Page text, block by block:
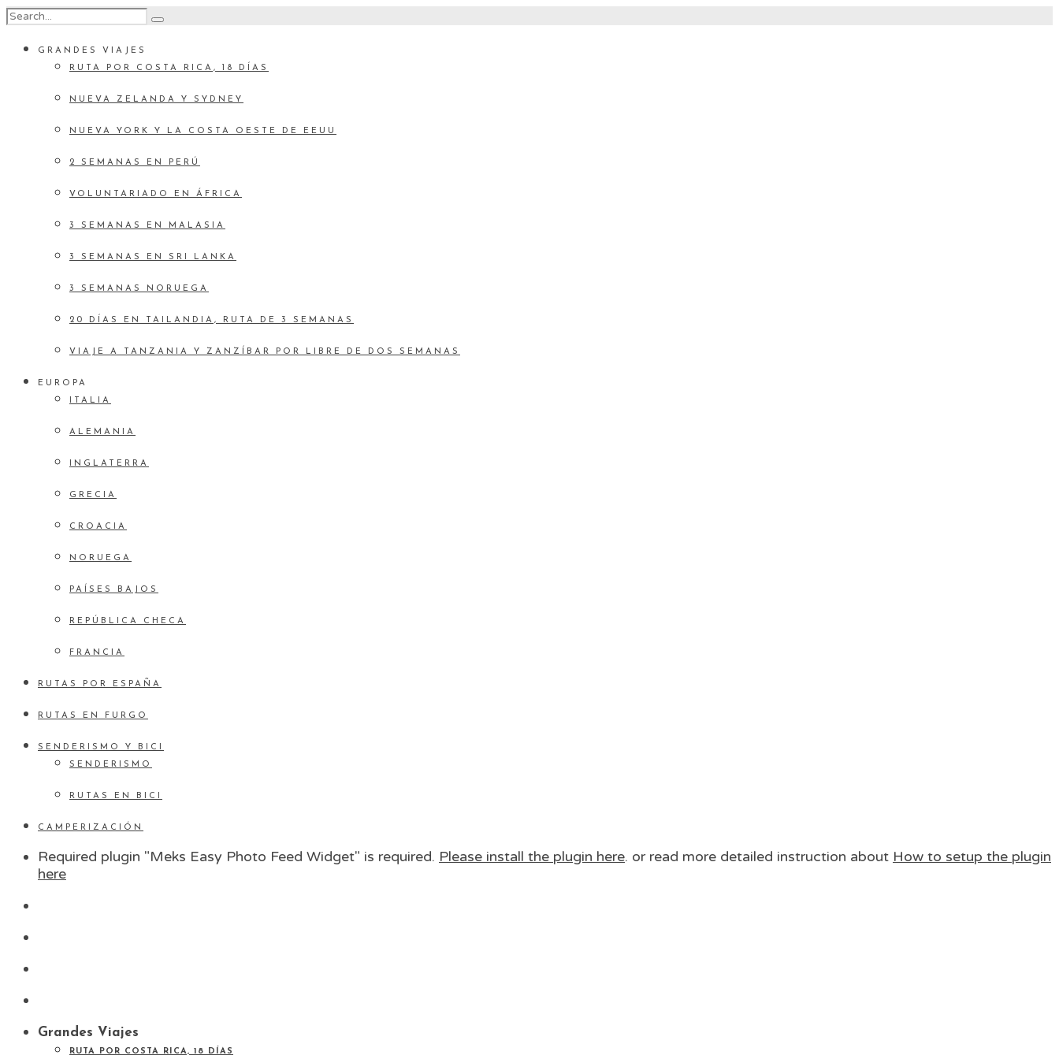
GRANDES VIAJES
RUTA POR COSTA RICA, 18 DÍAS
NUEVA ZELANDA Y SYDNEY
NUEVA YORK Y LA COSTA OESTE DE EEUU
2 SEMANAS EN PERÚ
VOLUNTARIADO EN ÁFRICA
3 SEMANAS EN MALASIA
3 SEMANAS EN SRI LANKA
3 SEMANAS NORUEGA
20 DÍAS EN TAILANDIA, RUTA DE 3 SEMANAS
VIAJE A TANZANIA Y ZANZÍBAR POR LIBRE DE DOS SEMANAS
EUROPA
ITALIA
ALEMANIA
INGLATERRA
GRECIA
CROACIA
NORUEGA
PAÍSES BAJOS
REPÚBLICA CHECA
FRANCIA
RUTAS POR ESPAÑA
RUTAS EN FURGO
SENDERISMO Y BICI
SENDERISMO
RUTAS EN BICI
CAMPERIZACIÓN
Required plugin "Meks Easy Photo Feed Widget" is required. Please install the plugin here. or read more detailed instruction about How to setup the plugin
here
Grandes Viajes
RUTA POR COSTA RICA, 18 DÍAS